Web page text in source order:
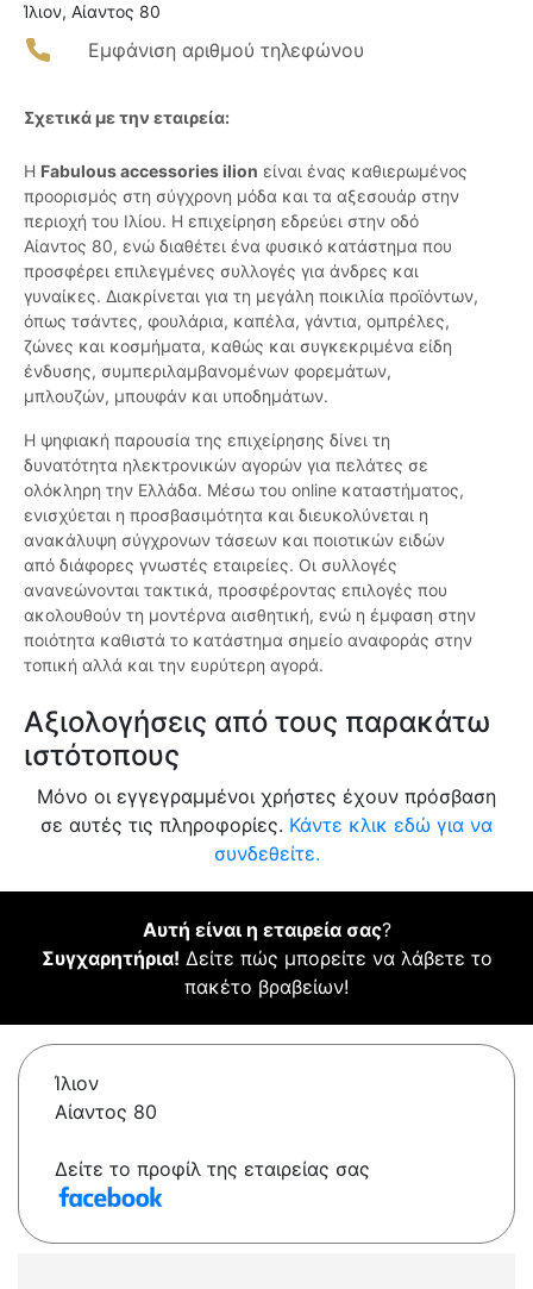
Ίλιον, Αίαντος 80
Εμφάνιση αριθμού τηλεφώνου
Σχετικά με την εταιρεία:
Η Fabulous accessories ilion είναι ένας καθιερωμένος
προορισμός στη σύγχρονη μόδα και τα αξεσουάρ στην
περιοχή του Ιλίου. Η επιχείρηση εδρεύει στην οδό
Αίαντος 80, ενώ διαθέτει ένα φυσικό κατάστημα που
προσφέρει επιλεγμένες συλλογές για άνδρες και
γυναίκες. Διακρίνεται για τη μεγάλη ποικιλία προϊόντων,
όπως τσάντες, φουλάρια, καπέλα, γάντια, ομπρέλες,
ζώνες και κοσμήματα, καθώς και συγκεκριμένα είδη
ένδυσης, συμπεριλαμβανομένων φορεμάτων,
μπλουζών, μπουφάν και υποδημάτων.
Η ψηφιακή παρουσία της επιχείρησης δίνει τη
δυνατότητα ηλεκτρονικών αγορών για πελάτες σε
ολόκληρη την Ελλάδα. Μέσω του online καταστήματος,
ενισχύεται η προσβασιμότητα και διευκολύνεται η
ανακάλυψη σύγχρονων τάσεων και ποιοτικών ειδών
από διάφορες γνωστές εταιρείες. Οι συλλογές
ανανεώνονται τακτικά, προσφέροντας επιλογές που
ακολουθούν τη μοντέρνα αισθητική, ενώ η έμφαση στην
ποιότητα καθιστά το κατάστημα σημείο αναφοράς στην
τοπική αλλά και την ευρύτερη αγορά.
Αξιολογήσεις από τους παρακάτω
ιστότοπους
Μόνο οι εγγεγραμμένοι χρήστες έχουν πρόσβαση
σε αυτές τις πληροφορίες. Κάντε κλικ εδώ για να
συνδεθείτε.
Αυτή είναι η εταιρεία σας?
Συγχαρητήρια! Δείτε πώς μπορείτε να λάβετε το
πακέτο βραβείων!
Ίλιον
Αίαντος 80
Δείτε το προφίλ της εταιρείας σας